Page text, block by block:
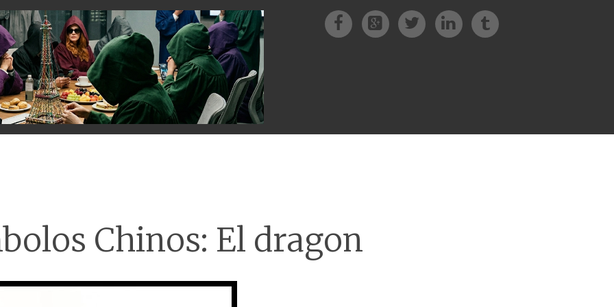
Facebook
PatreonTwitterInstagram
Chinos: El dragon